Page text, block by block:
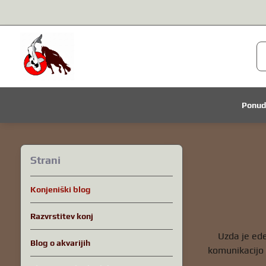
Uzda je
Strani
Konjeniški blog
Razvrstitev konj
Blog o akvarijih